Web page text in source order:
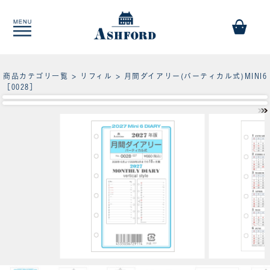
商品カテゴリ一覧 > リフィル
> 月間ダイアリー(バーティカル式)MINI6
［0028］